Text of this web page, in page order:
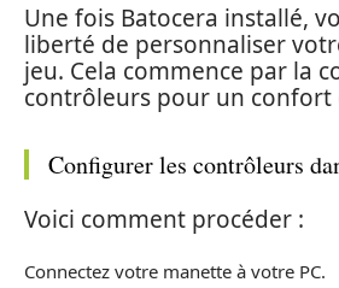
Une fois Batocera installé,
liberté de personnaliser
jeu. Cela commence par la
contrôleurs pour un confort
Configurer les contrôleurs
Voici comment procéder :
Connectez votre manette à votre PC.